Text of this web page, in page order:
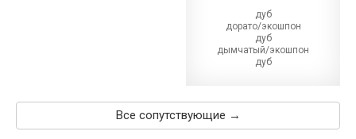
дуб
дорато/экошпон
дуб
дымчатый/экошпон
дуб
Все сопутствующие →